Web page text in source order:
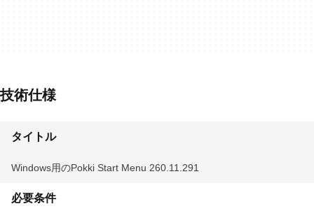
技術仕様
タイトル
Windows用のPokki Start Menu 260.11.291
必要条件